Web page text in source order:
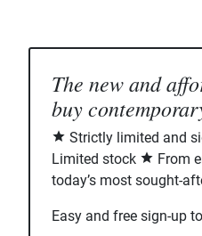
The new and
buy
Strictly limited and
Limited stock
From
today’s most sought-
Easy and free sign-up